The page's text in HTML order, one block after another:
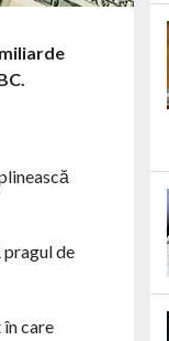
pragul de
care